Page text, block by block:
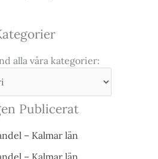
alla våra kategorier:
Publicerat
– Kalmar län
– Kalmar län